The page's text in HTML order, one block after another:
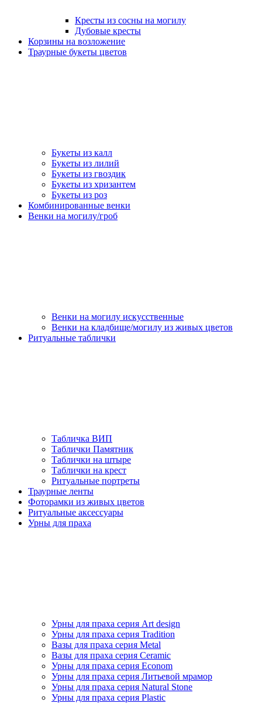
Кресты из сосны на могилу
Дубовые кресты
Корзины на возложение
Траурные букеты цветов
Букеты из калл
Букеты из лилий
Букеты из гвоздик
Букеты из хризантем
Букеты из роз
Комбинированные венки
Венки на могилу/гроб
Венки на могилу искусственные
Венки на кладбище/могилу из живых цветов
Ритуальные таблички
Табличка ВИП
Таблички Памятник
Таблички на штыре
Таблички на крест
Ритуальные портреты
Траурные ленты
Фоторамки из живых цветов
Ритуальные аксессуары
Урны для праха
Урны для праха серия Art design
Урны для праха серия Tradition
Вазы для праха серия Metal
Вазы для праха серия Ceramic
Урны для праха серия Econom
Урны для праха серия Литьевой мрамор
Урны для праха серия Natural Stone
Урны для праха серия Plastic